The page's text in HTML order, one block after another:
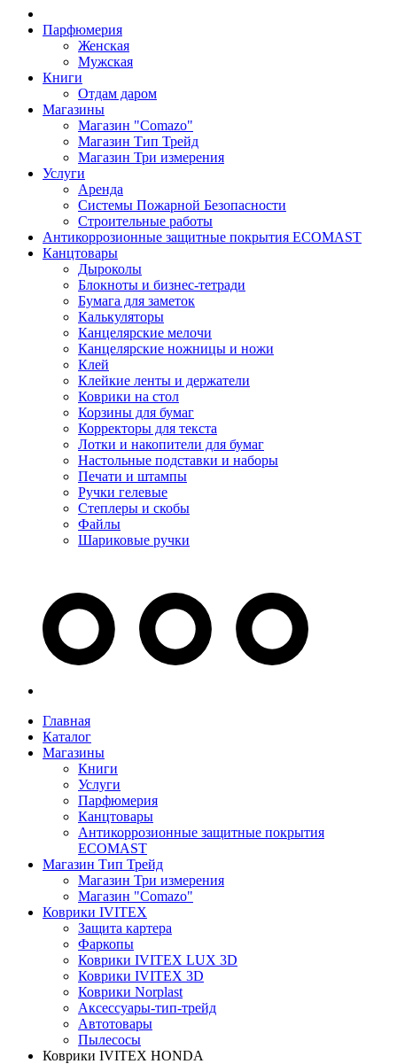
Парфюмерия
Женская
Мужская
Книги
Отдам даром
Магазины
Магазин "Comazo"
Магазин Тип Трейд
Магазин Три измерения
Услуги
Аренда
Системы Пожарной Безопасности
Строительные работы
Антикоррозионные защитные покрытия ECOMAST
Канцтовары
Дыроколы
Блокноты и бизнес-тетради
Бумага для заметок
Калькуляторы
Канцелярские мелочи
Канцелярские ножницы и ножи
Клей
Клейкие ленты и держатели
Коврики на стол
Корзины для бумаг
Корректоры для текста
Лотки и накопители для бумаг
Настольные подставки и наборы
Печати и штампы
Ручки гелевые
Степлеры и скобы
Файлы
Шариковые ручки
Главная
Каталог
Магазины
Книги
Услуги
Парфюмерия
Канцтовары
Антикоррозионные защитные покрытия
ECOMAST
Магазин Тип Трейд
Магазин Три измерения
Магазин "Comazo"
Коврики IVITEX
Защита картера
Фаркопы
Коврики IVITEX LUX 3D
Коврики IVITEX 3D
Коврики Norplast
Аксессуары-тип-трейд
Автотовары
Пылесосы
Коврики IVITEX HONDA